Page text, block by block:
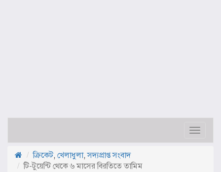
Toggle
ক্রিকেট, খেলাধুলা,সদ্যপ্রাপ্ত সংবাদ
টি-টুয়েন্টি থেকে ৬ মাসের বিরতিতে তামিম